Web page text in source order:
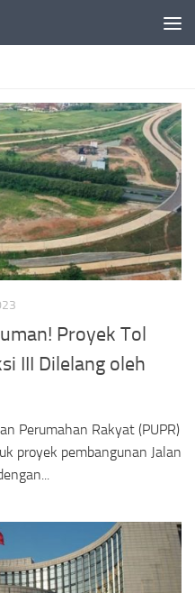
Proyek Tol
III Dilelang oleh
Perumahan Rakyat (PUPR)
proyek pembangunan Jalan